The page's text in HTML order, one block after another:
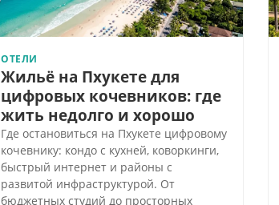
ОТЕЛИ
Жильё на Пхукете для
цифровых кочевников: где
жить недолго и хорошо
Где остановиться на Пхукете цифровому
кочевнику: кондо с кухней, коворкинги,
быстрый интернет и районы с
развитой инфраструктурой. От
бюджетных студий до просторных